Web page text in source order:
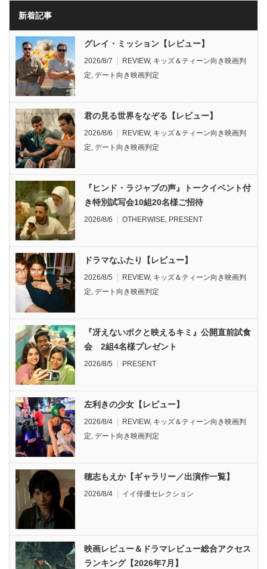
新着記事
グレイ・ミッション【レビュー】
2026/8/7 REVIEW, キッズ＆ティーン向き映画判
定, デート向き映画判定
君の見る世界をなぞる【レビュー】
2026/8/6 REVIEW, キッズ＆ティーン向き映画判
定, デート向き映画判定
『ヒンド・ラジャブの声』トークイベント付
き特別試写会10組20名様ご招待
2026/8/6 OTHERWISE, PRESENT
ドラマなふたり【レビュー】
2026/8/5 REVIEW, キッズ＆ティーン向き映画判
定, デート向き映画判定
『冴えないボクと映えるキミ』公開直前試食
会 2組4名様プレゼント
2026/8/5 PRESENT
左利きの少女【レビュー】
2026/8/4 REVIEW, キッズ＆ティーン向き映画判
定, デート向き映画判定
穂志もえか【ギャラリー／出演作一覧】
2026/8/4 イイ俳優セレクション
映画レビュー＆ドラマレビュー総合アクセス
ランキング【2026年7月】